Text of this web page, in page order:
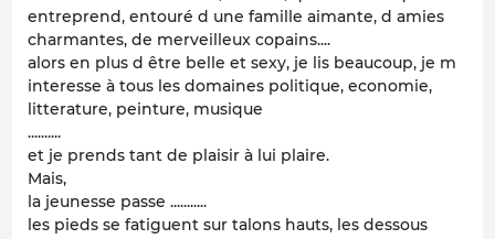
entreprend, entouré d une famille aimante, d amies
charmantes, de merveilleux copains....
alors en plus d être belle et sexy, je lis beaucoup, je m
interesse à tous les domaines politique, economie,
litterature, peinture, musique
..........
et je prends tant de plaisir à lui plaire.
Mais,
la jeunesse passe ...........
les pieds se fatiguent sur talons hauts, les dessous